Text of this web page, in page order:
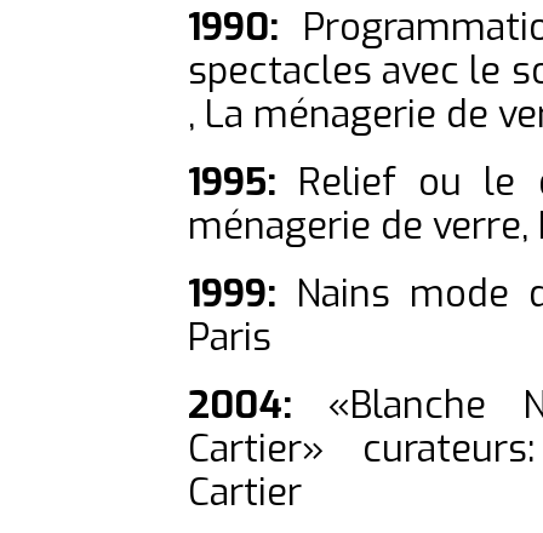
1990:
spectacles avec le
, La ménagerie de
1995: Relief ou le
ménagerie de verre,
1999: Nains mode
Paris
2004: «Blanche
Cartier»
Cartier